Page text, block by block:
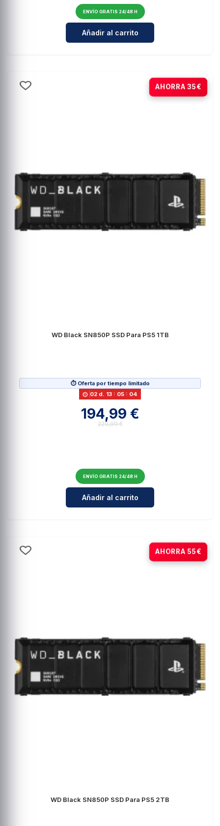
ENVÍO GRATIS 24/48 H
Cantidad para Lexar NQ100
Añadir al carrito
AHORRA 35€
-15%
WD Black SN850P SSD Para PS5 1TB
⏱️ Oferta por tiempo limitado
02 d. 13 : 05 : 03
194,99 €
229,99 €
ENVÍO GRATIS 24/48 H
Cantidad para WD Black SN850P
Añadir al carrito
AHORRA 55€
-15%
WD Black SN850P SSD Para PS5 2TB